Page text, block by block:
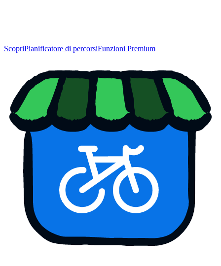
ScopriPianificatore di percorsiFunzioni Premium